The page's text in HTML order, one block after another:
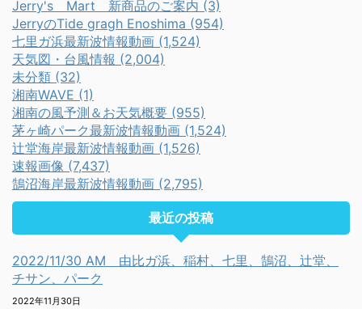
Jerry's Mart 新商品のご案内 (3)
JerryのTide gragh Enoshima (954)
七里ガ浜最新波情報動画 (1,524)
天気図・台風情報 (2,004)
未分類 (32)
湘南WAVE (1)
湘南の風予測＆お天気概要 (955)
茅ヶ崎パーク最新波情報動画 (1,524)
辻堂海岸最新波情報動画 (1,526)
速報画像 (7,437)
鵠沼海岸最新波情報動画 (2,795)
最近の投稿
2022/11/30 AM 由比ガ浜、稲村、七里、鵠沼、辻堂、
チサン、パーク
2022年11月30日